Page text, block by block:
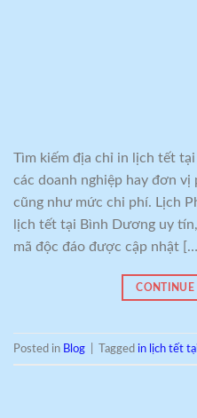
Tìm kiếm địa chỉ in lịch tết
các doanh nghiệp hay đơn
cũng như mức chi phí. Lịch
lịch tết tại Bình Dương uy
mã độc đáo được cập nhật […]
Posted in Blog Tagged in lịch tết